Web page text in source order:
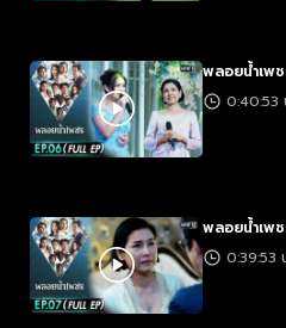
พลอยน้ำเพช
0:40:53
พลอยน้ำเพช
0:39:53